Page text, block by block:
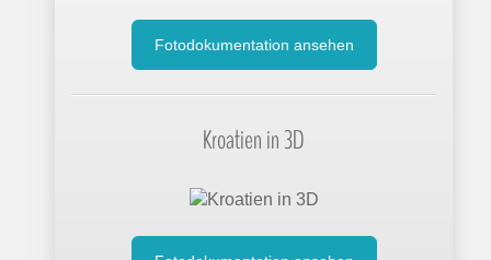
Fotodokumentation ansehen
Kroatien in 3D